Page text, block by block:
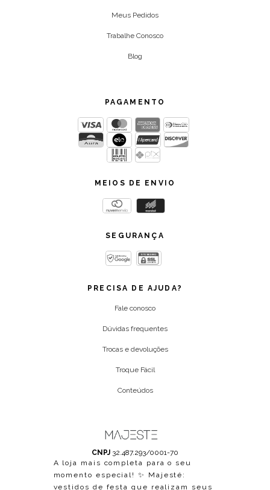
Meus Pedidos
Trabalhe Conosco
Blog
PAGAMENTO
MEIOS DE ENVIO
SEGURANÇA
PRECISA DE AJUDA?
Fale conosco
Dúvidas frequentes
Trocas e devoluções
Troque Fácil
Conteúdos
CNPJ 32.487.293/0001-70
A loja mais completa para o seu
momento especial! ✨ Majesté:
vestidos de festa que realizam seus